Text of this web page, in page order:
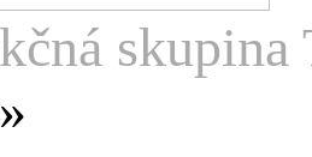
skupina